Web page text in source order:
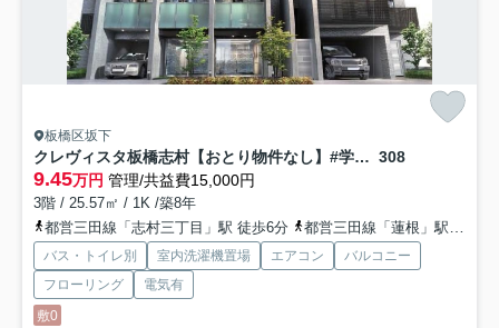
板橋区坂下
クレヴィスタ板橋志村【おとり物件なし】#学生・社会人にオススメ！初期費用分割払いOK！ 308
9.45万円 管理/共益費15,000円
3階 / 25.57㎡ / 1K /築8年
都営三田線「志村三丁目」駅 徒歩6分
都営三田線「蓮根」駅 徒歩10分
バス・トイレ別 室内洗濯機置場 エアコン
バルコニー
フローリング
電気有
敷0